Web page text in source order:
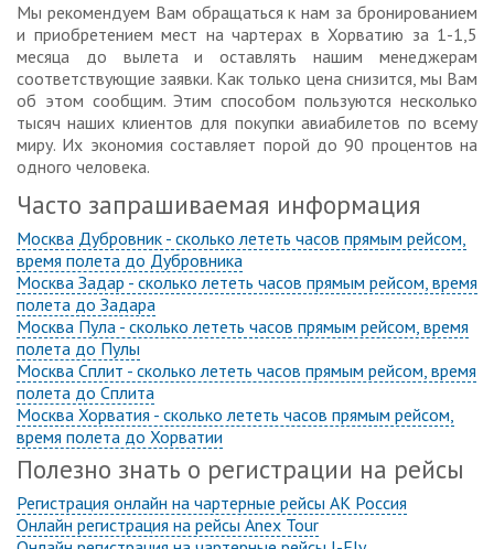
Мы рекомендуем Вам обращаться к нам за бронированием
и приобретением мест на чартерах в Хорватию за 1-1,5
месяца до вылета и оставлять нашим менеджерам
соответствующие заявки. Как только цена снизится, мы Вам
об этом сообщим. Этим способом пользуются несколько
тысяч наших клиентов для покупки авиабилетов по всему
миру. Их экономия составляет порой до 90 процентов на
одного человека.
Часто запрашиваемая информация
Москва Дубровник - сколько лететь часов прямым рейсом,
время полета до Дубровника
Москва Задар - сколько лететь часов прямым рейсом, время
полета до Задара
Москва Пула - сколько лететь часов прямым рейсом, время
полета до Пулы
Москва Сплит - сколько лететь часов прямым рейсом, время
полета до Сплита
Москва Хорватия - сколько лететь часов прямым рейсом,
время полета до Хорватии
Полезно знать о регистрации на рейсы
Регистрация онлайн на чартерные рейсы АК Россия
Онлайн регистрация на рейсы Anex Tour